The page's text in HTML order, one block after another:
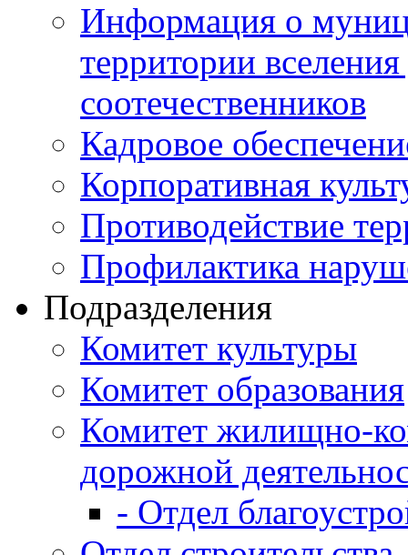
Информация о
территории
соотечественников
Кадровое
Корпоративная
Противодействие
Профилактика
Подразделения
Комитет культуры
Комитет образования
Комитет жилищно-
дорожной
- Отдел